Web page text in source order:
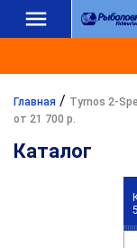
Главная / Tyrnos 2-
от 21 700 р.
Каталог